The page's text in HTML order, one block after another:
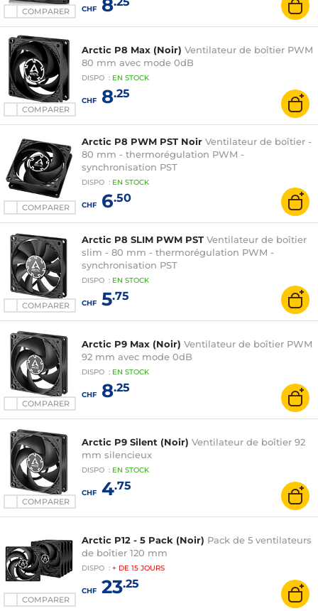
COMPARER CHF8
COMPARER
Arctic P8 Max (Noir) Ventilateur de boîtier PWM
80 mm avec mode 0dB
DISPO : EN STOCK
CHF8.25
COMPARER
Arctic P8 PWM PST Noir Ventilateur de boîtier -
80 mm - thermorégulation PWM -
synchronisation PST
DISPO : EN STOCK
CHF6.50
COMPARER
Arctic P8 SLIM PWM PST Ventilateur de boîtier
slim - 80 mm - thermorégulation PWM -
synchronisation PST
DISPO : EN STOCK
CHF5.75
COMPARER
Arctic P9 Max (Noir) Ventilateur de boîtier PWM
92 mm avec mode 0dB
DISPO : EN STOCK
CHF8.25
COMPARER
Arctic P9 Silent (Noir) Ventilateur de boîtier 92
mm silencieux
DISPO : EN STOCK
CHF4.75
COMPARER
Arctic P12 - 5 Pack (Noir) Pack de 5 ventilateurs
de boîtier 120 mm
DISPO : + DE 15 JOURS
CHF23.25